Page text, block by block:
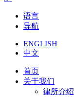
语言
导航
ENGLISH
中文
首页
关于我们
律所介绍